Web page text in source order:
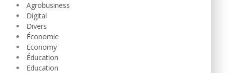
Agrobusiness
Digital
Divers
Économie
Economy
Éducation
Education